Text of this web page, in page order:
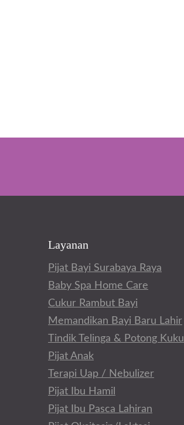
Layanan
Pijat Bayi Surabaya Raya
Baby Spa Home Care
Cukur Rambut Bayi
Memandikan Bayi Baru Lahir
Tindik Telinga & Potong Kuku
Pijat Anak
Terapi Uap / Nebulizer
Pijat Ibu Hamil
Pijat Ibu Pasca Lahiran